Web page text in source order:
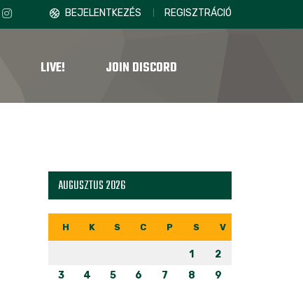
BEJELENTKEZÉS REGISZTRÁCIÓ
LIVE! JOIN DISCORD
AUGUSZTUS 2026
H K S C P S V
1
2
3
4 5 6 7 8
9